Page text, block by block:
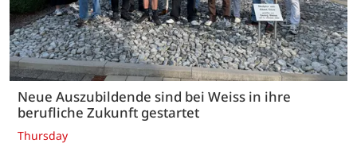
Neue Auszubildende sind bei Weiss in ihre
berufliche Zukunft gestartet
Thursday